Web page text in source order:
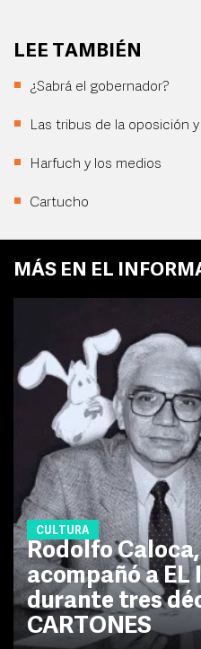
LEE TAMBIÉN
¿Sabrá el gobernador?
Las tribus de la oposición
Harfuch y los medios
Cartucho
MÁS EN EL
CULTURA
Rodolfo
acompañó a EL
durante tres
CARTONES